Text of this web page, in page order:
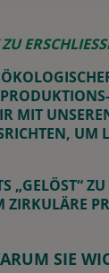
MIT
„GELÖST“
SIE